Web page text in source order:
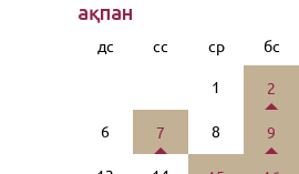
ақпан
дс сс ср бс
1 2
6 7 8 9